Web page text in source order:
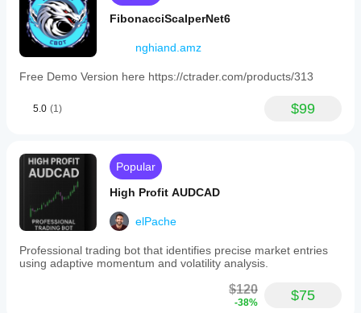
FibonacciScalperNet6
nghiand.amz
Free Demo Version here https://ctrader.com/products/313
5.0 (1) $99
Popular
High Profit AUDCAD
elPache
Professional trading bot that identifies precise market entries
using adaptive momentum and volatility analysis.
$120
-38% $75